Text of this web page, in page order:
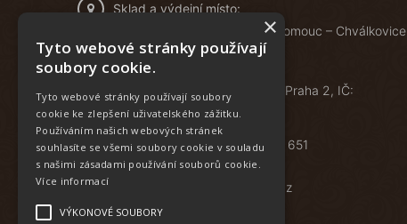
Sklad a výdejní místo:
Železniční 548/4B, 772 00 Olomouc – Chválkovice
Food specials s.r.o.
Vyšehradská 1349/2, 128 00 Praha 2, IČ:
05622816
Zavolejte nám:+420 777 481 651
eshop@foodspecials.cz
×
Tyto webové stránky používají
soubory cookie.
Tyto webové stránky používají soubory
cookie ke zlepšení uživatelského zážitku.
Používáním našich webových stránek
souhlasíte se všemi soubory cookie v souladu
s našimi zásadami používání souborů cookie.
Více informací
VÝKONOVÉ SOUBORY